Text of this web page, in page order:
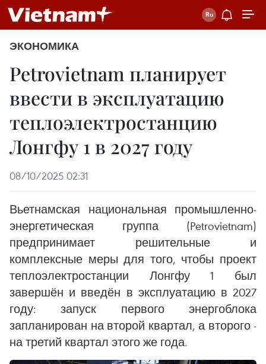
ЭКОНОМИКА
Petrovietnam планирует
ввести в эксплуатацию
теплоэлектростанцию
Лонгфу 1 в 2027 году
08/10/2025 02:31
Вьетнамская национальная промышленно-
энергетическая группа (Petrovietnam)
предпринимает решительные и
комплексные меры для того, чтобы проект
теплоэлектростанции Лонгфу 1 был
завершён и введён в эксплуатацию в 2027
году: запуск первого энергоблока
запланирован на второй квартал, а второго -
на третий квартал этого же года.